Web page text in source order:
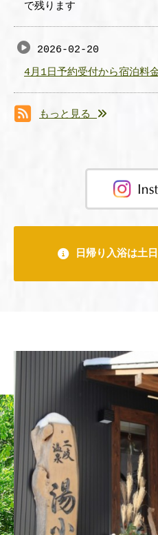
で残ります
2026-02-20
4月1日予約受付から宿泊料
もっと見る
日帰り入浴は土